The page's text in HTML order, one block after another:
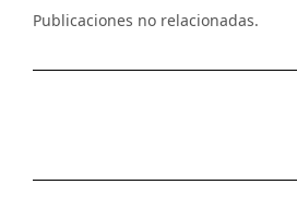
Publicaciones no relacionadas.